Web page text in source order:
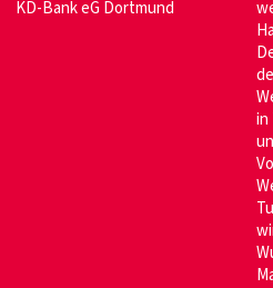
KD-Bank eG Dortmund
in